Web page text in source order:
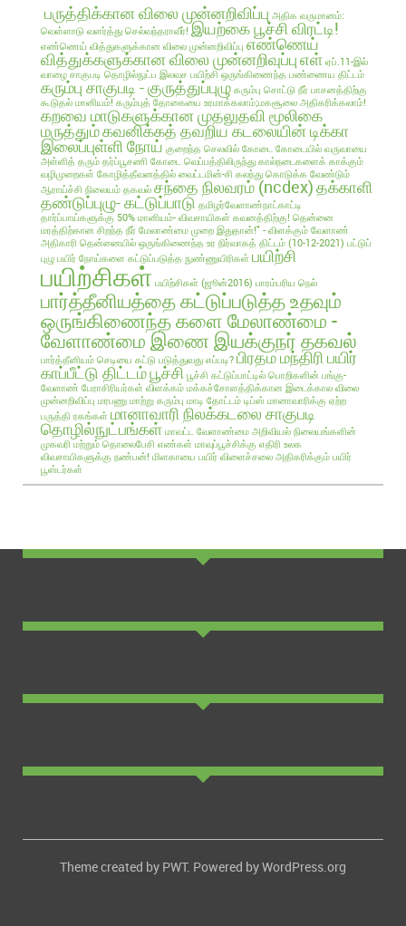
பருத்திக்கான விலை முன்னறிவிப்பு அதிக வருமானம்:
வெள்ளாடு வளர்த்து செல்வந்தராவீர்! இயற்கை பூச்சி விரட்டி!
எண்ணெய் வித்துகளுக்கான விலை முன்னறிவிப்பு எண்ணெய்
வித்துக்களுக்கான விலை முன்னறிவுப்புஎள் ஏப்.11-இல்
வாழை சாகுபடி தொழில்நுட்ப இலவச பயிற்சி ஒருங்கிணைந்த பண்ணைய திட்டம்
கரும்பு சாகுபடி - குருத்துப்புழு கரும்பு சொட்டு நீர் பாசனத்திற்கு
கூடுதல் மானியம்! கரும்புத் தோகையை உரமாக்கலாம்;மகசூலை அதிகரிக்கலாம்!
கறவை மாடுகளுக்கான முதலுதவி மூலிகை
மருத்தும்கவனிக்கத் தவறிய கடலையின் டிக்கா
இலைப்புள்ளி நோய் குறைந்த செலவில் கோடை கோடையில் வருவாயை
அள்ளித் தரும் தர்ப்பூசணி கோடை வெப்பத்திலிருந்து கால்நடைகளைக் காக்கும்
வழிமுறைகள் கோழித்தீவனத்தில் வைட்டமின்-சி கலந்து கொடுக்க வேண்டும்
ஆராய்ச்சி நிலையம் தகவல் சந்தை நிலவரம் (ncdex)தக்காளி
தண்டுப்புழு- கட்டுப்பாடு தமிழர்வேளாண்நாட்காட்டி
தார்ப்பாய்களுக்கு 50% மானியம்- விவசாயிகள் கவனத்திற்கு! தென்னை
மரத்திற்கான சிறந்த நீர் மேலாண்மை முறை இதுதான்!" - விளக்கும் வேளாண்
அதிகாரி தென்னையில் ஒருங்கிணைந்த உர நிர்வாகத் திட்டம் (10-12-2021) பட்டுப்
புழு பயிர் நோய்களை கட்டுப்படுத்த நுண்ணுயிரிகள் பயிற்சி
பயிற்சிகள் பயிற்சிகள் (ஜூன்2016) பாரம்பரிய நெல்
பார்த்தீனியத்தை கட்டுப்படுத்த உதவும்
ஒருங்கிணைந்த களை மேலாண்மை -
வேளாண்மை இணை இயக்குநர் தகவல்
பார்த்தீனியம் செடியை கட்டு படுத்துவது எப்படி? பிரதம மந்திரி பயிர்
காப்பீட்டு திட்டம்பூச்சி பூச்சி கட்டுப்பாட்டில் பொறிகளின் பங்கு-
வேளாண் பேராசிரியர்கள் விளக்கம் மக்கச்சோளத்திக்கான இடைக்கால விலை
முன்னறிவிப்பு மரபணு மாற்று கரும்பு மாடி தோட்டம் டிப்ஸ் மானாவாரிக்கு ஏற்ற
பருத்தி ரகங்கள் மானாவாரி நிலக்கடலை சாகுபடி
தொழில்நுட்பங்கள் மாவட்ட வேளாண்மை அறிவியல் நிலையங்களின்
முகவரி மற்றும் தொலைபேசி எண்கள் மாவுப்பூச்சிக்கு எதிரி உலக
விவசாயிகளுக்கு நண்பன்! மிளகாயை பயிர் விளைச்சலை அதிகரிக்கும் பயிர்
பூஸ்டர்கள்
Theme created by PWT. Powered byWordPress.org